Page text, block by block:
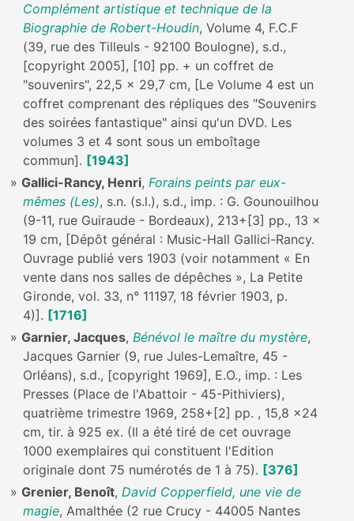
Complément artistique et technique de la
Biographie de Robert-Houdin, Volume 4, F.C.F
(39, rue des Tilleuls - 92100 Boulogne), s.d.,
[copyright 2005], [10] pp. + un coffret de
"souvenirs", 22,5 x 29,7 cm, [Le Volume 4 est un
coffret comprenant des répliques des "Souvenirs
des soirées fantastique" ainsi qu'un DVD. Les
volumes 3 et 4 sont sous un emboîtage
commun]. [1943]
Gallici-Rancy, Henri, Forains peints par eux-
mêmes (Les), s.n. (s.l.), s.d., imp. : G. Gounouilhou
(9-11, rue Guiraude - Bordeaux), 213+[3] pp., 13 x
19 cm, [Dépôt général : Music-Hall Gallici-Rancy.
Ouvrage publié vers 1903 (voir notamment « En
vente dans nos salles de dépêches », La Petite
Gironde, vol. 33, n° 11197, 18 février 1903, p.
4)]. [1716]
Garnier, Jacques, Bénévol le maître du mystère,
Jacques Garnier (9, rue Jules-Lemaître, 45 -
Orléans), s.d., [copyright 1969], E.O., imp. : Les
Presses (Place de l'Abattoir - 45-Pithiviers),
quatrième trimestre 1969, 258+[2] pp. , 15,8 x24
cm, tir. à 925 ex. (Il a été tiré de cet ouvrage
1000 exemplaires qui constituent l'Edition
originale dont 75 numérotés de 1 à 75). [376]
Grenier, Benoît, David Copperfield, une vie de
magie, Amalthée (2 rue Crucy - 44005 Nantes